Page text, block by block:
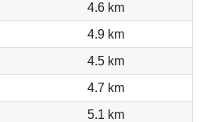
4.6 km
4.9 km
4.5 km
4.7 km
5.1 km